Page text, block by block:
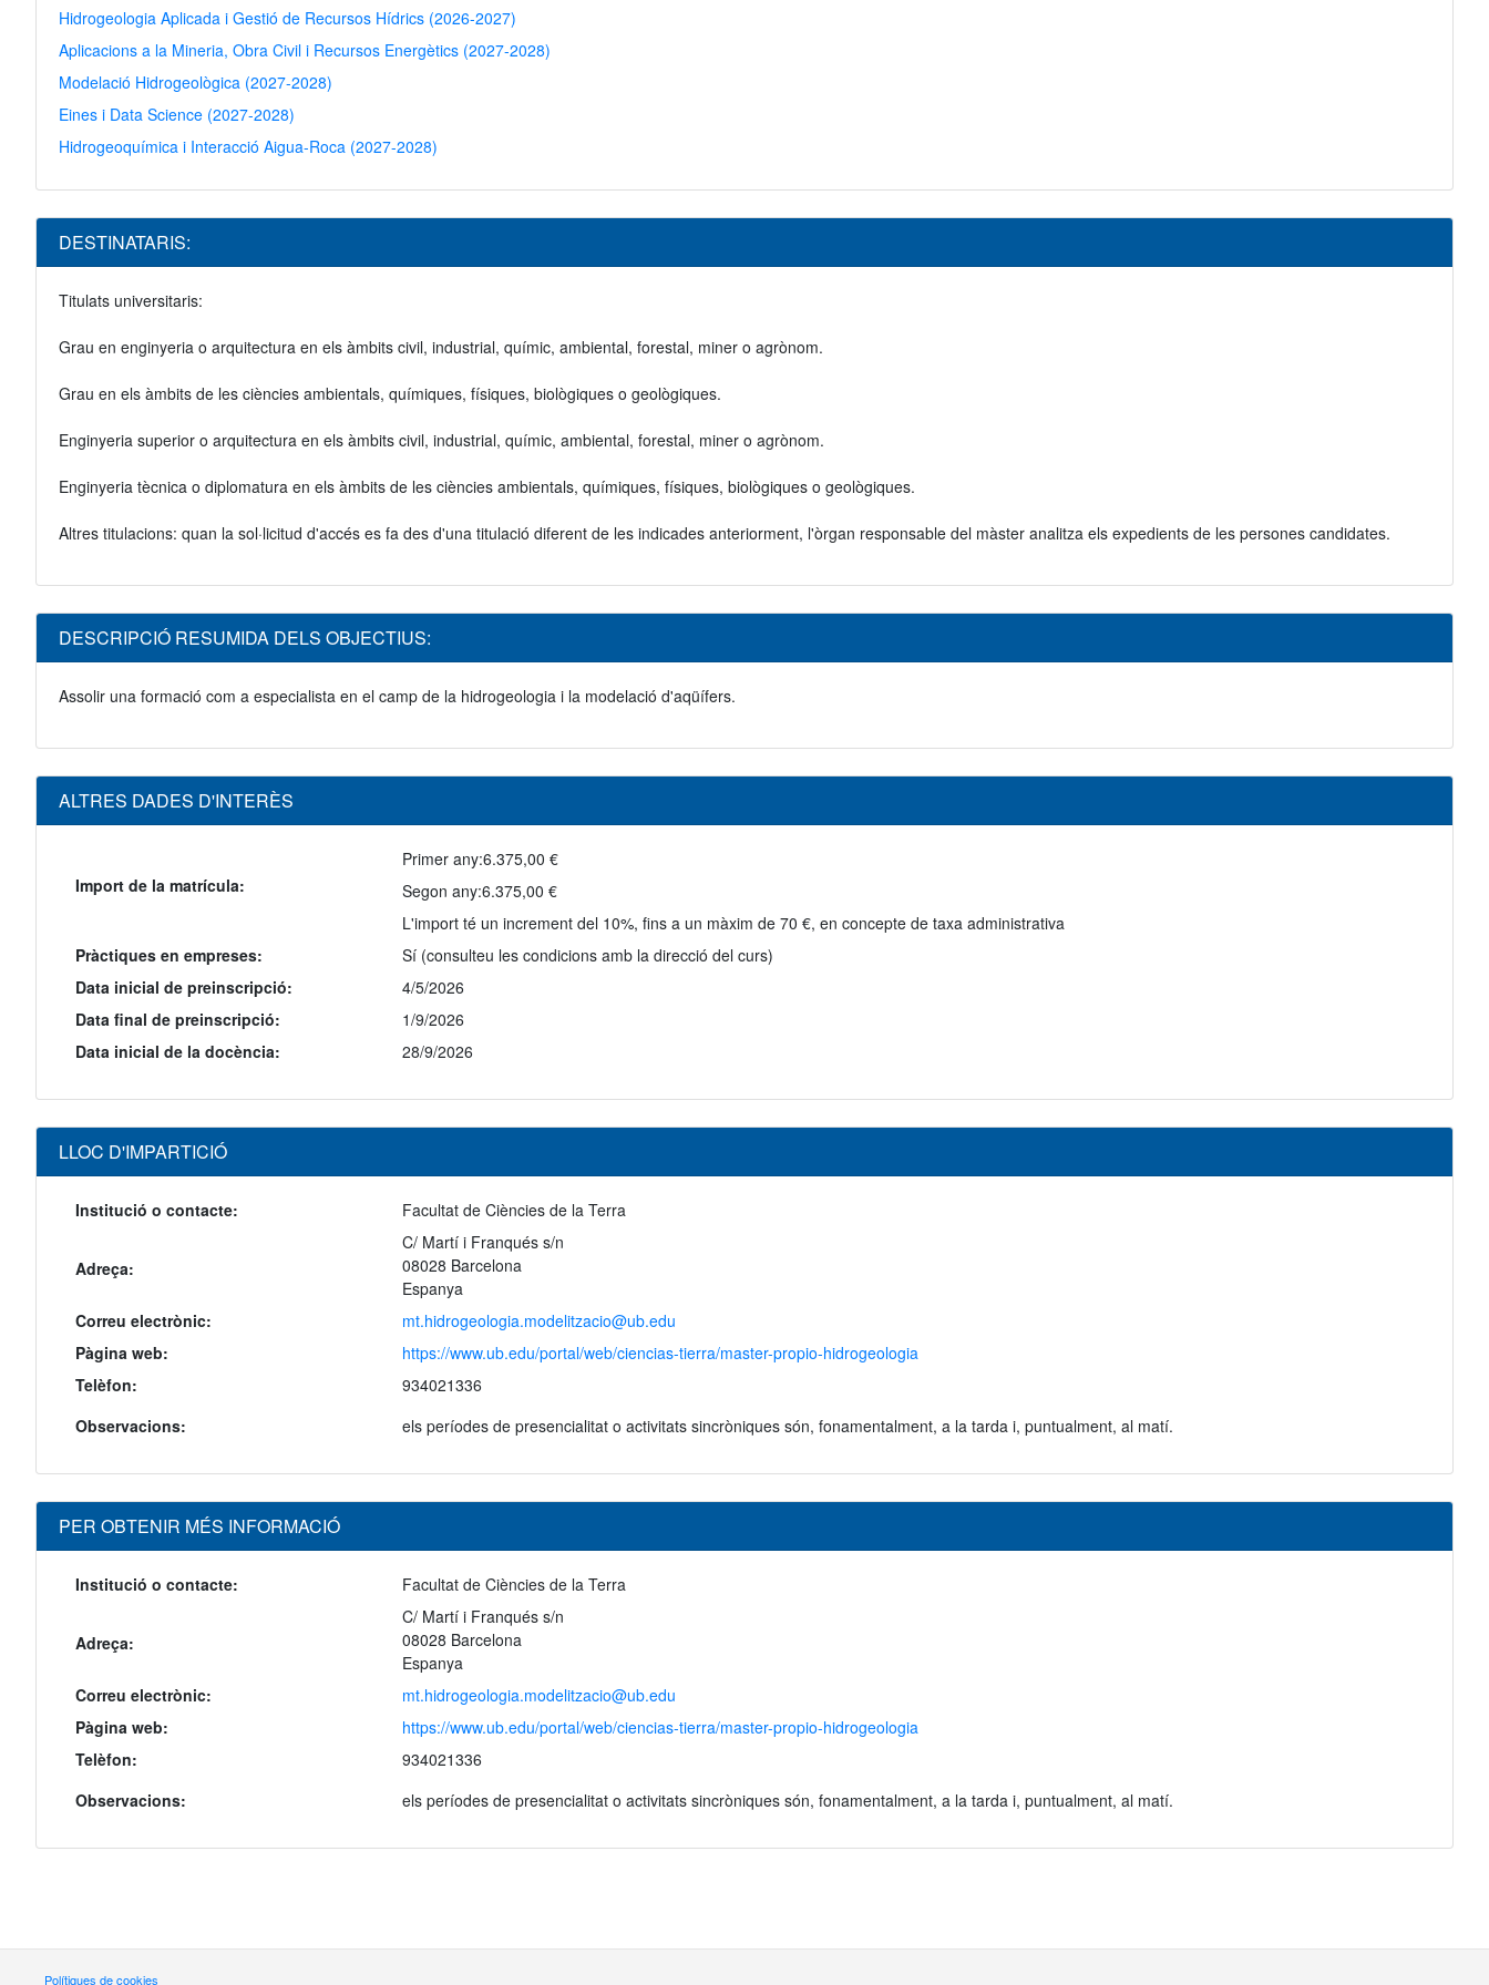
Hidrogeologia Aplicada i Gestió de Recursos Hídrics (2026-2027)
Aplicacions a la Mineria, Obra Civil i Recursos Energètics (2027-2028)
Modelació Hidrogeològica (2027-2028)
Eines i Data Science (2027-2028)
Hidrogeoquímica i Interacció Aigua-Roca (2027-2028)
DESTINATARIS:
Titulats universitaris:
Grau en enginyeria o arquitectura en els àmbits civil, industrial, químic, ambiental, forestal, miner o agrònom.
Grau en els àmbits de les ciències ambientals, químiques, físiques, biològiques o geològiques.
Enginyeria superior o arquitectura en els àmbits civil, industrial, químic, ambiental, forestal, miner o agrònom.
Enginyeria tècnica o diplomatura en els àmbits de les ciències ambientals, químiques, físiques, biològiques o geològiques.
Altres titulacions: quan la sol·licitud d'accés es fa des d'una titulació diferent de les indicades anteriorment, l'òrgan responsable del màster analitza els expedients de les persones candidates.
DESCRIPCIÓ RESUMIDA DELS OBJECTIUS:
Assolir una formació com a especialista en el camp de la hidrogeologia i la modelació d'aqüífers.
ALTRES DADES D'INTERÈS
Import de la matrícula:
Primer any:6.375,00 €
Segon any:6.375,00 €
L'import té un increment del 10%, fins a un màxim de 70 €, en concepte de taxa administrativa
Pràctiques en empreses:
Sí (consulteu les condicions amb la direcció del curs)
Data inicial de preinscripció:
4/5/2026
Data final de preinscripció:
1/9/2026
Data inicial de la docència:
28/9/2026
LLOC D'IMPARTICIÓ
Institució o contacte: Facultat de Ciències de la Terra
Adreça:
C/ Martí i Franqués s/n
08028 Barcelona
Espanya
Correu electrònic:
mt.hidrogeologia.modelitzacio@ub.edu
Pàgina web:
https://www.ub.edu/portal/web/ciencias-tierra/master-propio-hidrogeologia
Telèfon:
934021336
Observacions:
els períodes de presencialitat o activitats sincròniques són, fonamentalment, a la tarda i, puntualment, al matí.
PER OBTENIR MÉS INFORMACIÓ
Institució o contacte: Facultat de Ciències de la Terra
Adreça:
C/ Martí i Franqués s/n
08028 Barcelona
Espanya
Correu electrònic:
mt.hidrogeologia.modelitzacio@ub.edu
Pàgina web:
https://www.ub.edu/portal/web/ciencias-tierra/master-propio-hidrogeologia
Telèfon:
934021336
Observacions:
els períodes de presencialitat o activitats sincròniques són, fonamentalment, a la tarda i, puntualment, al matí.
Polítiques de cookies